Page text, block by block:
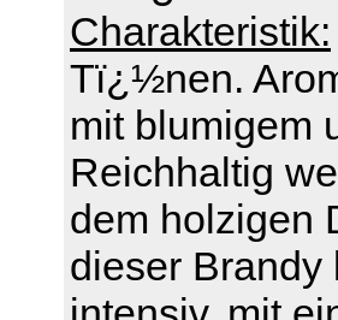
Charakteristik:
Tï¿½nen.
mit blumigem
Reichhaltig
dem holzigen
dieser